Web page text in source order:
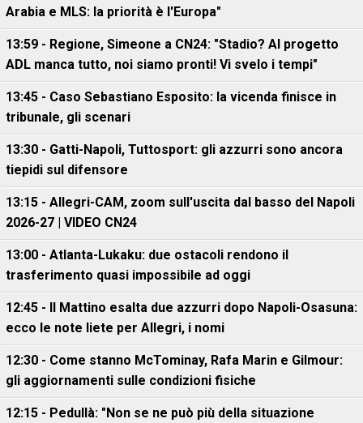
Arabia e MLS: la priorità è l'Europa"
13:59 - Regione, Simeone a CN24: "Stadio? Al progetto
ADL manca tutto, noi siamo pronti! Vi svelo i tempi"
13:45 - Caso Sebastiano Esposito: la vicenda finisce in
tribunale, gli scenari
13:30 - Gatti-Napoli, Tuttosport: gli azzurri sono ancora
tiepidi sul difensore
13:15 - Allegri-CAM, zoom sull'uscita dal basso del Napoli
2026-27 | VIDEO CN24
13:00 - Atlanta-Lukaku: due ostacoli rendono il
trasferimento quasi impossibile ad oggi
12:45 - Il Mattino esalta due azzurri dopo Napoli-Osasuna:
ecco le note liete per Allegri, i nomi
12:30 - Come stanno McTominay, Rafa Marin e Gilmour:
gli aggiornamenti sulle condizioni fisiche
12:15 - Pedullà: "Non se ne può più della situazione